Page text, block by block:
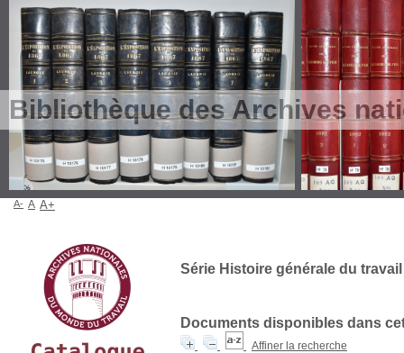
Bibliothèque des Archives
Série Histoire générale du travail
Documents disponibles dans
Affiner la recherche
A- A A+